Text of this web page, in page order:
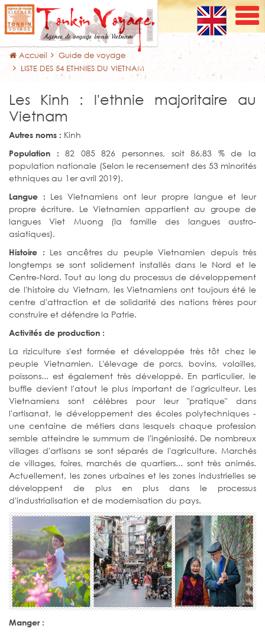
Accueil
Guide de voyage
LISTE DES 54 ETHNIES DU VIETNAM
Les Kinh : l'ethnie majoritaire au
Vietnam
Autres noms : Kinh
Population : 82 085 826 personnes, soit 86,83 % de la
population nationale (Selon le recensement des 53 minorités
ethniques au 1er avril 2019).
Langue : Les Vietnamiens ont leur propre langue et leur
propre écriture. Le Vietnamien appartient au groupe de
langues Viet Muong (la famille des langues austro-
asiatiques).
Histoire : Les ancêtres du peuple Vietnamien depuis très
longtemps se sont solidement installés dans le Nord et le
Centre-Nord. Tout au long du processus de développement
de l'histoire du Vietnam, les Vietnamiens ont toujours été le
centre d'attraction et de solidarité des nations frères pour
construire et défendre la Patrie.
Activités de production :
La riziculture s'est formée et développée très tôt chez le
peuple Vietnamien. L'élevage de porcs, bovins, volailles,
poissons... est également très développé. En particulier, le
buffle devient l'atout le plus important de l'agriculteur. Les
Vietnamiens sont célèbres pour leur "pratique" dans
l'artisanat, le développement des écoles polytechniques -
une centaine de métiers dans lesquels chaque profession
semble atteindre le summum de l'ingéniosité. De nombreux
villages d'artisans se sont séparés de l'agriculture. Marchés
de villages, foires, marchés de quartiers... sont très animés.
Actuellement, les zones urbaines et les zones industrielles se
développent de plus en plus dans le processus
d'industrialisation et de modernisation du pays.
Manger :